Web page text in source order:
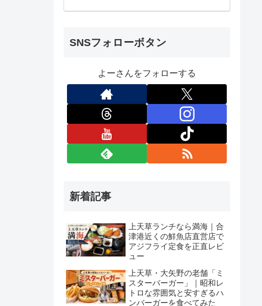
SNSフォローボタン
よーさんをフォローする
新着記事
上天草ランチなら満海｜合
津港近くの鮮魚店直営店で
アジフライ定食を正直レビ
ュー
上天草・大矢野の老舗「ミ
スターバーガー」｜昭和レ
トロな雰囲気と安すぎるハ
ンバーガーを食べてみた